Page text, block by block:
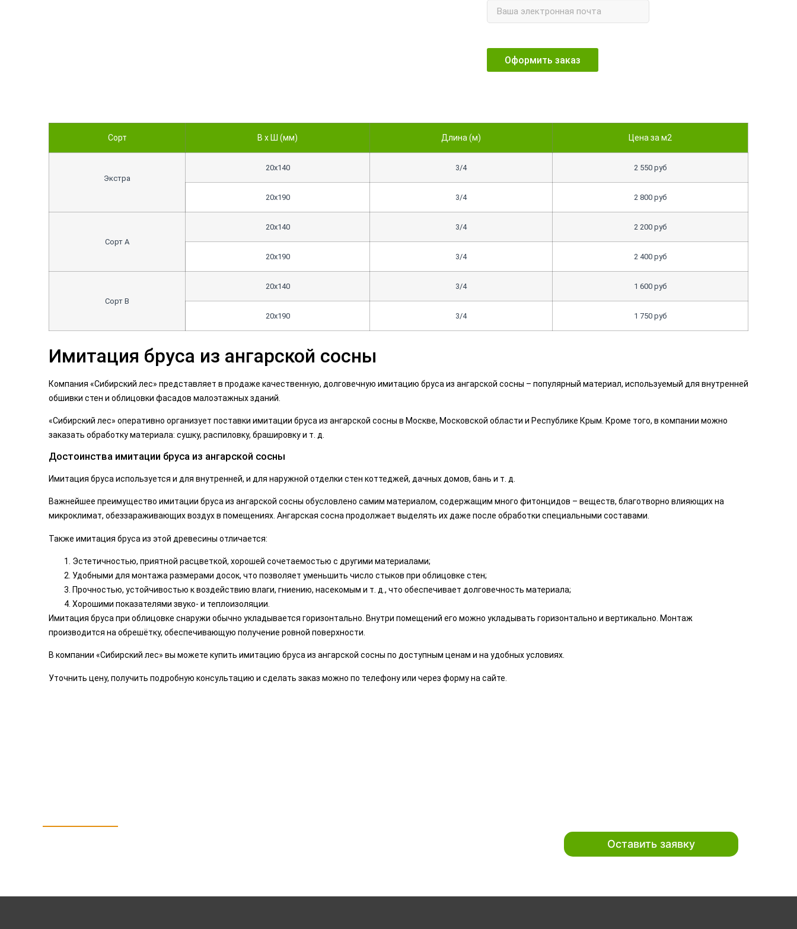
Оформить заказ
Сорт В х Ш (мм) Длина (м) Цена за м2
Экстра
20х140 3/4 2 550 руб
20х190 3/4 2 800 руб
Сорт А
20х140 3/4 2 200 руб
20х190 3/4 2 400 руб
Сорт В
20х140 3/4 1 600 руб
20х190 3/4 1 750 руб
Имитация бруса из ангарской сосны
Компания «Сибирский лес» представляет в продаже качественную, долговечную имитацию бруса из ангарской сосны – популярный материал, используемый для внутренней
обшивки стен и облицовки фасадов малоэтажных зданий.
«Сибирский лес» оперативно организует поставки имитации бруса из ангарской сосны в Москве, Московской области и Республике Крым. Кроме того, в компании можно
заказать обработку материала: сушку, распиловку, брашировку и т. д.
Достоинства имитации бруса из ангарской сосны
Имитация бруса используется и для внутренней, и для наружной отделки стен коттеджей, дачных домов, бань и т. д.
Важнейшее преимущество имитации бруса из ангарской сосны обусловлено самим материалом, содержащим много фитонцидов – веществ, благотворно влияющих на
микроклимат, обеззараживающих воздух в помещениях. Ангарская сосна продолжает выделять их даже после обработки специальными составами.
Также имитация бруса из этой древесины отличается:
Эстетичностью, приятной расцветкой, хорошей сочетаемостью с другими материалами;
Удобными для монтажа размерами досок, что позволяет уменьшить число стыков при облицовке стен;
Прочностью, устойчивостью к воздействию влаги, гниению, насекомым и т. д., что обеспечивает долговечность материала;
Хорошими показателями звуко- и теплоизоляции.
Имитация бруса при облицовке снаружи обычно укладывается горизонтально. Внутри помещений его можно укладывать горизонтально и вертикально. Монтаж
производится на обрешётку, обеспечивающую получение ровной поверхности.
В компании «Сибирский лес» вы можете купить имитацию бруса из ангарской сосны по доступным ценам и на удобных условиях.
Уточнить цену, получить подробную консультацию и сделать заказ можно по телефону или через форму на сайте.
Оставить заявку